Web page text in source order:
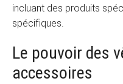
incluant des produits
spécifiques.
Le pouvoir des
accessoires